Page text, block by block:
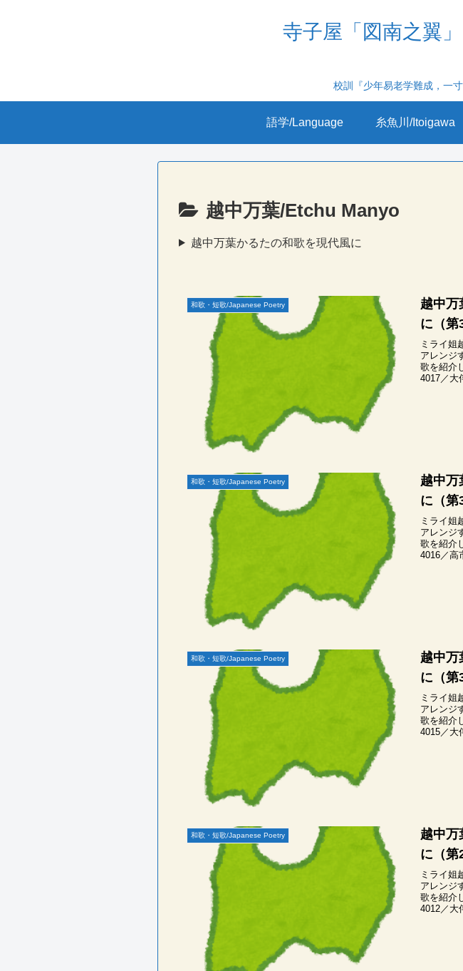
寺子屋「図南之翼
校訓『少年易老学難成，一
語学/Language 糸魚川/Itoigawa
越中万葉/Etchu Manyo
越中万葉かるたの和歌を現代風に
和歌・短歌/Japanese Poetry
越中万
に（第
ミライ姐
アレンジ
歌を紹介
4017／大
和歌・短歌/Japanese Poetry
越中万
に（第
ミライ姐
アレンジ
歌を紹介
4016／高
和歌・短歌/Japanese Poetry
越中万
に（第
ミライ姐
アレンジ
歌を紹介
4015／大
和歌・短歌/Japanese Poetry
越中万
に（第
ミライ姐
アレンジ
歌を紹介
4012／大